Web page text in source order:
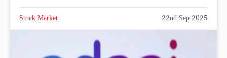
Stock Market 22nd Sep 2025